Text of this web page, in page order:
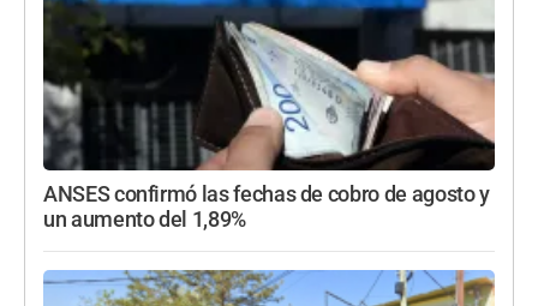
ANSES confirmó las fechas de cobro de agosto y
un aumento del 1,89%